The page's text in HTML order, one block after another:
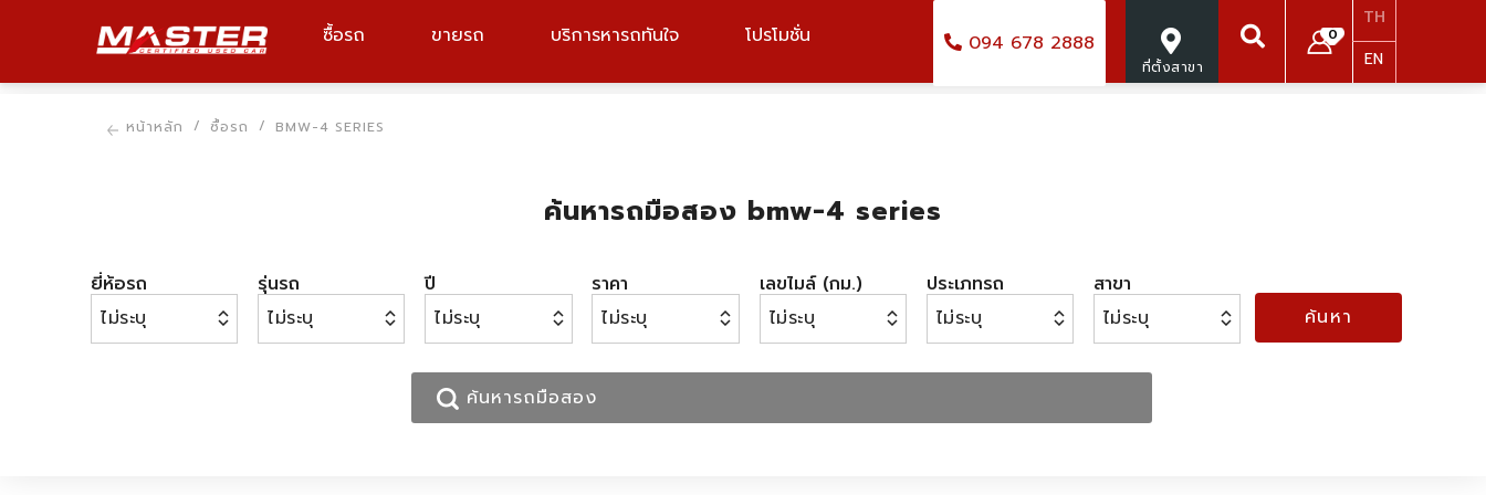
ซื้อรถ ขายรถ บริการหารถทันใจ โปรโมชั่น
TH
EN
0
ที่ตั้งสาขา
094 678 2888
ยี่ห้อรถ, รุ่นรถ, รหัสรถ
หน้าหลัก ซื้อรถ BMW-4 SERIES
ค้นหารถมือสอง bmw-4 series
ยี่ห้อรถ รุ่นรถ ปี ราคา เลขไมล์ (กม.) ประเภทรถ
สาขา
ค้นหา